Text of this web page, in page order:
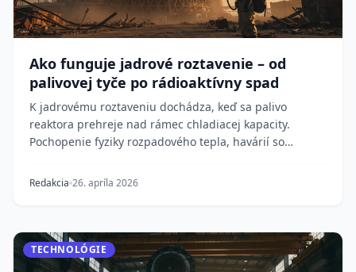
Ako funguje jadrové roztavenie – od
palivovej tyče po rádioaktívny spad
K jadrovému roztaveniu dochádza, keď sa palivo
reaktora prehreje nad rámec chladiacej kapacity.
Pochopenie fyziky rozpadového tepla, havárií so
Redakcia 26. apríla 2026
TECHNOLÓGIE